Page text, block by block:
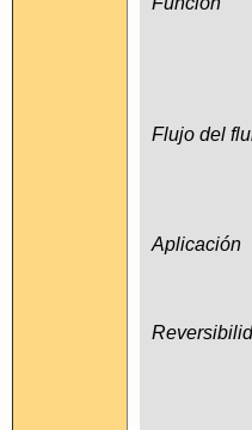
Flujo del
Aplicación